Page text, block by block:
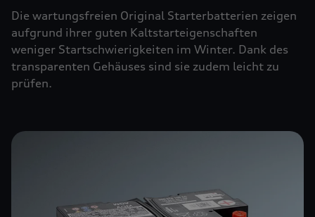
Die wartungsfreien Original Starterbatterien zeigen
aufgrund ihrer guten Kaltstarteigenschaften
weniger Startschwierigkeiten im Winter. Dank des
transparenten Gehäuses sind sie zudem leicht zu
prüfen.